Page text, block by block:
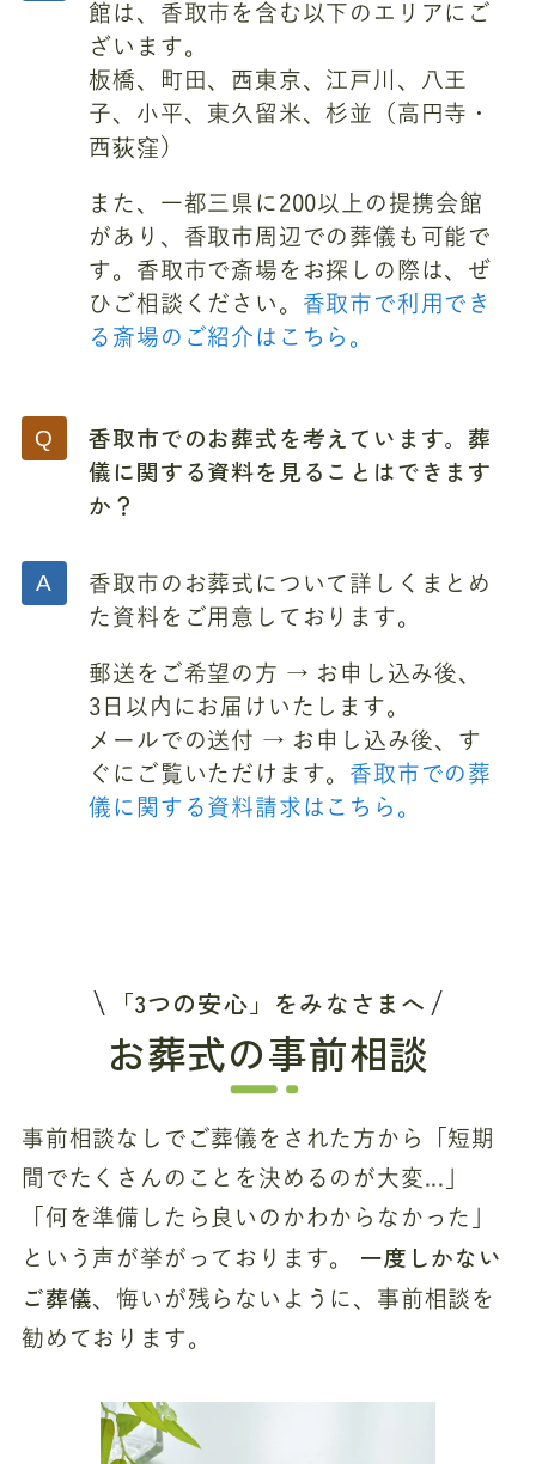
館は、香取市を含む以下のエリアにご
ざいます。
板橋、町田、西東京、江戸川、八王
子、小平、東久留米、杉並（高円寺・
西荻窪）
また、一都三県に200以上の提携会館
があり、香取市周辺での葬儀も可能で
す。香取市で斎場をお探しの際は、ぜ
ひご相談ください。 香取市で利用でき
る斎場のご紹介はこちら。
香取市でのお葬式を考えています。葬
儀に関する資料を見ることはできます
か？
香取市のお葬式について詳しくまとめ
た資料をご用意しております。
郵送をご希望の方 → お申し込み後、
3日以内にお届けいたします。
メールでの送付 → お申し込み後、す
ぐにご覧いただけます。 香取市での葬
儀に関する資料請求はこちら。
「3つの安心」をみなさまへ
お葬式の事前相談
事前相談なしでご葬儀をされた方から「短期
間でたくさんのことを決めるのが大変...」
「何を準備したら良いのかわからなかった」
という声が挙がっております。 一度しかない
ご葬儀 、悔いが残らないように、事前相談を
勧めております。